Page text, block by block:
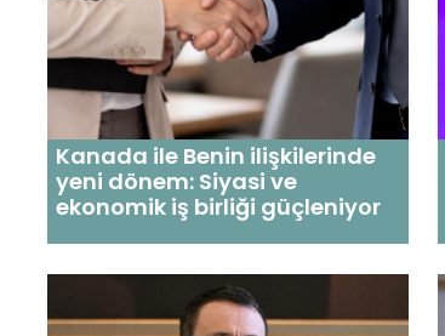
Kanada ile Benin ilişkilerinde
yeni dönem: Siyasi ve
ekonomik iş birliği güçleniyor